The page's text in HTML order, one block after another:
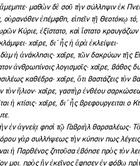
μαθὼν δὲ σοῦ τὴν σύλληψιν ἐκ
οὐρανόθεν ἐπέμφθη, εἰπεῖν τῇ Θεοτόκῳ
Κύριε, ἐξίστατο, καὶ ἵστατο κραυγάζων
χαῖρε, δι΄ ἧς ἡ ἀρὰ ἐκλείψει·
ἡ ἀνάκλησις· χαῖρε, τῶν δακρύων τῆς
ἀνθρωπίνοις λογισμοῖς· χαῖρε, βάθος
καθέδρα· χαῖρε, ὅτι βαστάζεις τὸν
τὸν ἥλιον· χαῖρε, γαστὴρ ἐνθέου
ἡ κτίσις· χαῖρε, δι΄ ἧς βρεφουργειται ο
ἐν ἁγνείᾳ φησὶ τῷ Γαβριὴλ
γὰρ συλλήψεως τὴν κύησιν πως
ἡ Παρθένος ζητοῦσα ἐβόησε πρὸς τὸν
μοι. πρὸς ἣν ἐκεῖνος ἔφησεν ἐν φόβῳ